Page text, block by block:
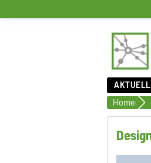
Home